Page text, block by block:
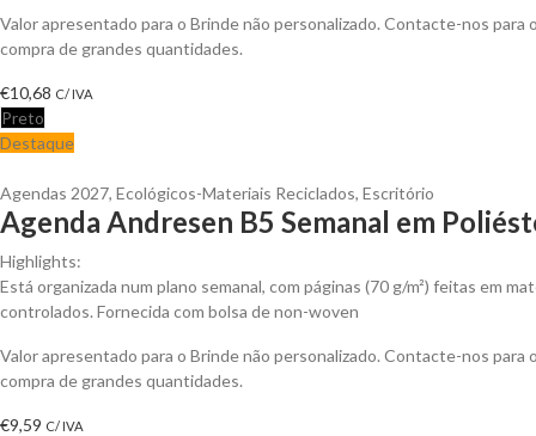
Valor apresentado para o Brinde não personalizado. Contacte-nos para
compra de grandes quantidades.
€10,68 C/ IVA
Preto
Destaque
Agendas 2027, Ecológicos-Materiais Reciclados, Escritório
Agenda Andresen B5 Semanal em
Highlights:
Está organizada num plano semanal, com páginas (70 g/m²) feitas em
controlados. Fornecida com bolsa de non-woven
Valor apresentado para o Brinde não personalizado. Contacte-nos para
compra de grandes quantidades.
€9,59 C/ IVA